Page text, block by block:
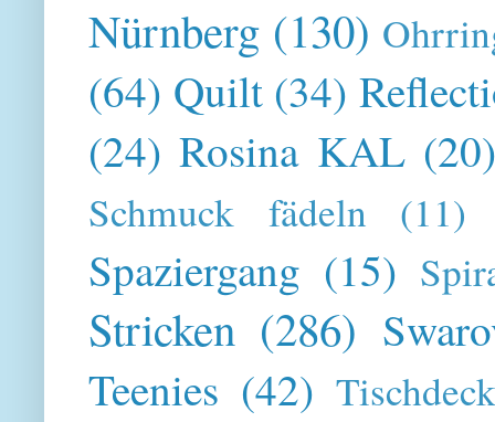
Nürnberg (130)
(64) Quilt (34)
(24) Rosina KAL
Schmuck fädeln (11)
Spaziergang (15)
Stricken (286)
Teenies (42)